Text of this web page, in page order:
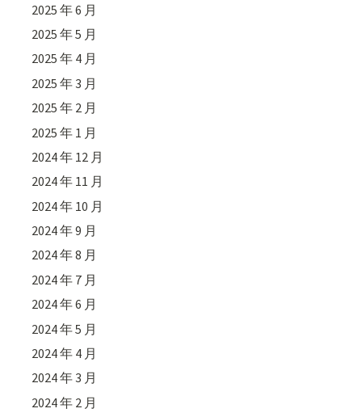
2025 年 6 月
2025 年 5 月
2025 年 4 月
2025 年 3 月
2025 年 2 月
2025 年 1 月
2024 年 12 月
2024 年 11 月
2024 年 10 月
2024 年 9 月
2024 年 8 月
2024 年 7 月
2024 年 6 月
2024 年 5 月
2024 年 4 月
2024 年 3 月
2024 年 2 月